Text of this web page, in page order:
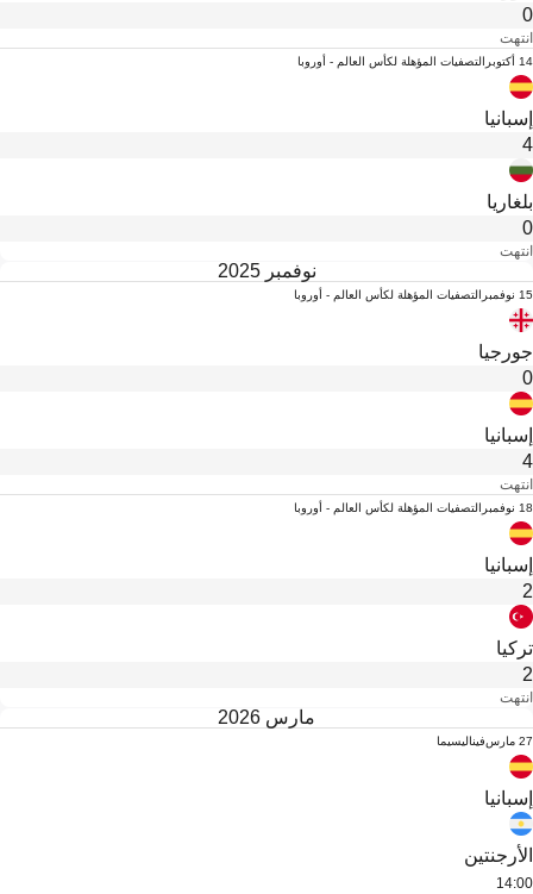
0
انتهت
14 أكتوبر التصفيات المؤهلة لكأس العالم - أوروبا
إسبانيا
4
بلغاريا
0
انتهت
نوفمبر 2025
15 نوفمبر التصفيات المؤهلة لكأس العالم - أوروبا
جورجيا
0
إسبانيا
4
انتهت
18 نوفمبر التصفيات المؤهلة لكأس العالم - أوروبا
إسبانيا
2
تركيا
2
انتهت
مارس 2026
27 مارس فيناليسيما
إسبانيا
الأرجنتين
14:00